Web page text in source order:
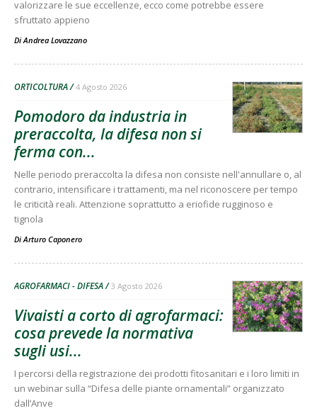
valorizzare le sue eccellenze, ecco come potrebbe essere
sfruttato appieno
DiAndrea Lovazzano
ORTICOLTURA 4 Agosto 2026
Pomodoro da industria in
preraccolta, la difesa non si
ferma con...
Nelle periodo preraccolta la difesa non consiste nell'annullare o, al
contrario, intensificare i trattamenti, ma nel riconoscere per tempo
le criticità reali. Attenzione soprattutto a eriofide rugginoso e
tignola
DiArturo Caponero
AGROFARMACI - DIFESA 3 Agosto 2026
Vivaisti a corto di agrofarmaci:
cosa prevede la normativa
sugli usi...
I percorsi della registrazione dei prodotti fitosanitari e i loro limiti in
un webinar sulla “Difesa delle piante ornamentali” organizzato
dall’Anve